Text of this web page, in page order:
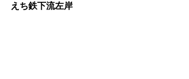
えち鉄下流左岸